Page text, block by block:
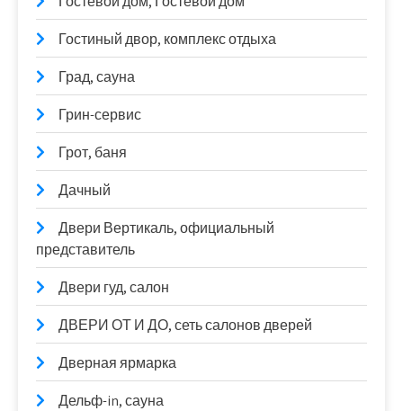
Гостиный двор, комплекс отдыха
Град, сауна
Грин-сервис
Грот, баня
Дачный
Двери Вертикаль, официальный
представитель
Двери гуд, салон
ДВЕРИ ОТ И ДО, сеть салонов дверей
Дверная ярмарка
Дельф-in, сауна